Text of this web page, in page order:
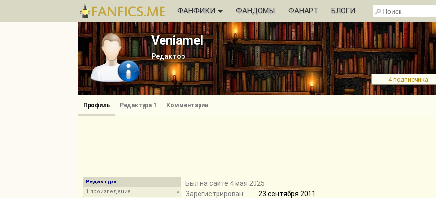
ФАНФИКИ ФАНДОМЫ ФАНАРТ БЛОГИ
Veniamel
Редактор
4 подписчика
Профиль Редактура 1 Комментарии
Редактура
1 произведение
»
Был на сайте 4 мая 2025
Зарегистрирован:
23 сентября 2011